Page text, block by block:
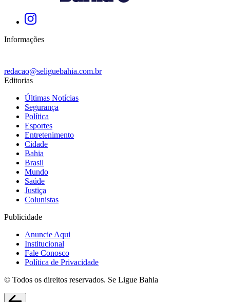
Informações
redacao@seliguebahia.com.br
Editorias
Últimas Notícias
Segurança
Política
Esportes
Entretenimento
Cidade
Bahia
Brasil
Mundo
Saúde
Justiça
Colunistas
Publicidade
Anuncie Aqui
Institucional
Fale Conosco
Política de Privacidade
© Todos os direitos reservados. Se Ligue Bahia